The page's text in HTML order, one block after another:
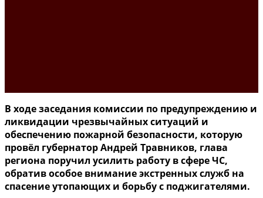
В ходе заседания комиссии по предупреждению и
ликвидации чрезвычайных ситуаций и
обеспечению пожарной безопасности, которую
провёл губернатор Андрей Травников, глава
региона поручил усилить работу в сфере ЧС,
обратив особое внимание экстренных служб на
спасение утопающих и борьбу с поджигателями.